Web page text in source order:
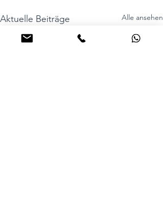
Aktuelle Beiträge Alle ansehen